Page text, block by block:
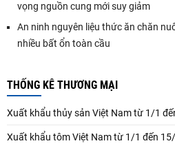
vọng nguồn cung mới suy giảm
An ninh nguyên liệu thức ăn chăn
nhiều bất ổn toàn cầu
THỐNG KÊ THƯƠNG MẠI
Xuất khẩu thủy sản Việt Nam từ 1/1
Xuất khẩu tôm Việt Nam từ 1/1 đến